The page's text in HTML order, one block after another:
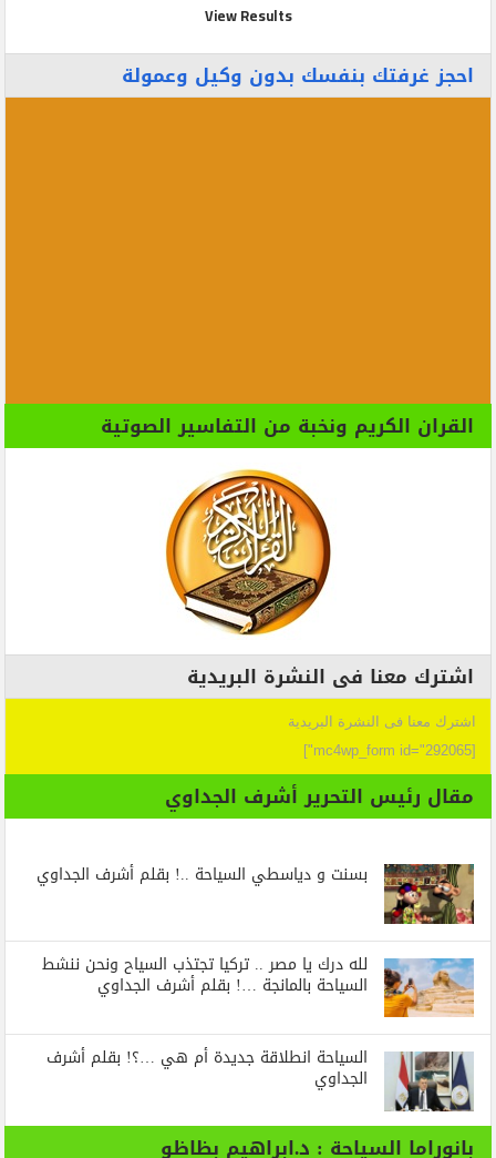
View Results
احجز غرفتك بنفسك بدون وكيل وعمولة
القران الكريم ونخبة من التفاسير الصوتية
اشترك معنا فى النشرة البريدية
اشترك معنا فى النشرة البريدية
[mc4wp_form id="292065"]
مقال رئيس التحرير أشرف الجداوي
بسنت و دياسطي السياحة ..! بقلم أشرف الجداوي
لله درك يا مصر .. تركيا تجتذب السياح ونحن ننشط
السياحة بالمانجة …! بقلم أشرف الجداوي
السياحة انطلاقة جديدة أم هي …؟! بقلم أشرف
الجداوي
بانوراما السياحة : د.ابراهيم بظاظو